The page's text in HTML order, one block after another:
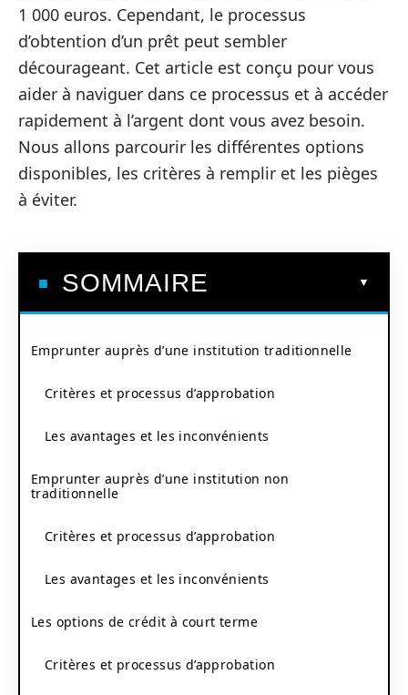
1 000 euros. Cependant, le processus
d’obtention d’un prêt peut sembler
décourageant. Cet article est conçu pour vous
aider à naviguer dans ce processus et à accéder
rapidement à l’argent dont vous avez besoin.
Nous allons parcourir les différentes options
disponibles, les critères à remplir et les pièges
à éviter.
SOMMAIRE
Emprunter auprès d’une institution traditionnelle
Critères et processus d’approbation
Les avantages et les inconvénients
Emprunter auprès d’une institution non
traditionnelle
Critères et processus d’approbation
Les avantages et les inconvénients
Les options de crédit à court terme
Critères et processus d’approbation